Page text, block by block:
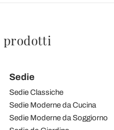
prodotti
Sedie
Sedie Classiche
Sedie Moderne da Cucina
Sedie Moderne da Soggiorno